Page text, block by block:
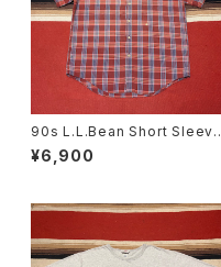
90s L.L.Bean Short Sleeve
Check Shirt size L
¥6,900